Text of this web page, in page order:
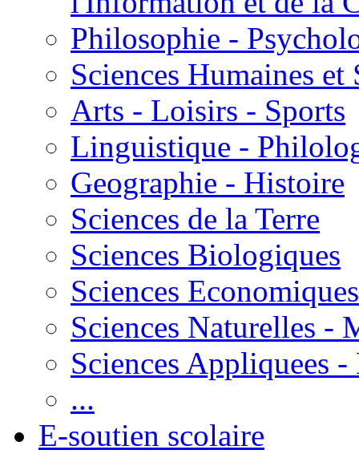
Philosophie -
Sciences Humaines et
Arts - Loisirs - Sports
Linguistique -
Geographie - Histoire
Sciences de la Terre
Sciences Biologiques
Sciences Economiques
Sciences Naturelles -
Sciences Appliquees
...
E-soutien scolaire